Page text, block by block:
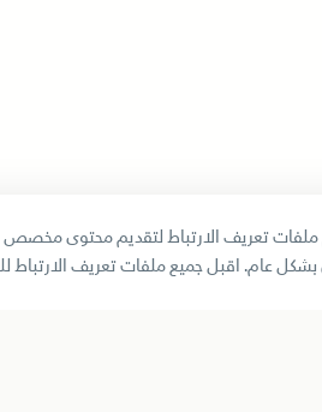
تعريف الارتباط لتقديم محتوى مخصص
عام. اقبل جميع ملفات تعريف